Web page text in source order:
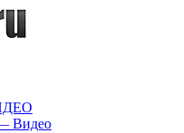
Видео